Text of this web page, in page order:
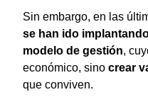
Sin embargo, en las
se han ido
modelo de gestión,
económico, sino crear
que conviven.